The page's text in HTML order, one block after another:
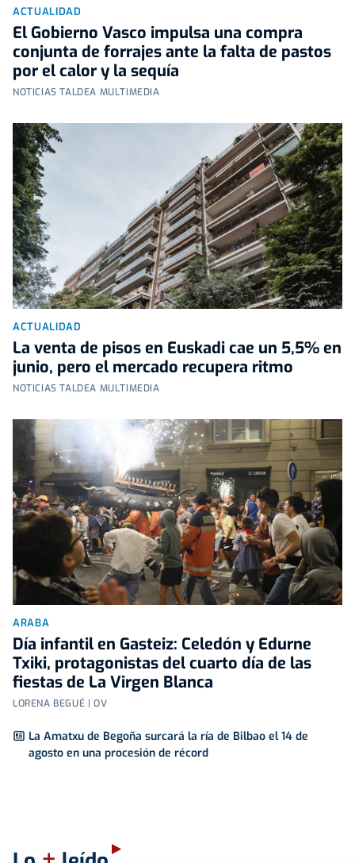
ACTUALIDAD
El Gobierno Vasco impulsa una compra
conjunta de forrajes ante la falta de pastos
por el calor y la sequía
NOTICIAS TALDEA MULTIMEDIA
ACTUALIDAD
La venta de pisos en Euskadi cae un 5,5% en
junio, pero el mercado recupera ritmo
NOTICIAS TALDEA MULTIMEDIA
ARABA
Día infantil en Gasteiz: Celedón y Edurne
Txiki, protagonistas del cuarto día de las
fiestas de La Virgen Blanca
LORENA BEGUÉ | OV
La Amatxu de Begoña surcará la ría de Bilbao el 14 de
agosto en una procesión de récord